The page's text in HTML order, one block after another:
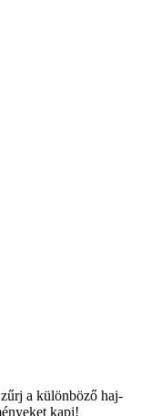
a különböző haj-
kapj!